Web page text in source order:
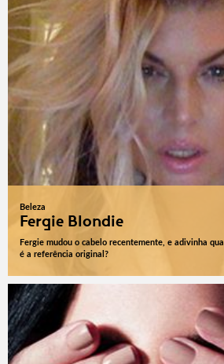
Beleza
Fergie Blondie
Fergie mudou o cabelo recentemente, e adivinha qual
é a referência original?